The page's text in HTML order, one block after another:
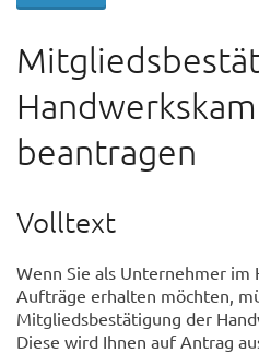
beantragen
Volltext
Wenn Sie als Unternehmer
Aufträge erhalten möchten,
Mitgliedsbestätigung der
Diese wird Ihnen auf Antrag